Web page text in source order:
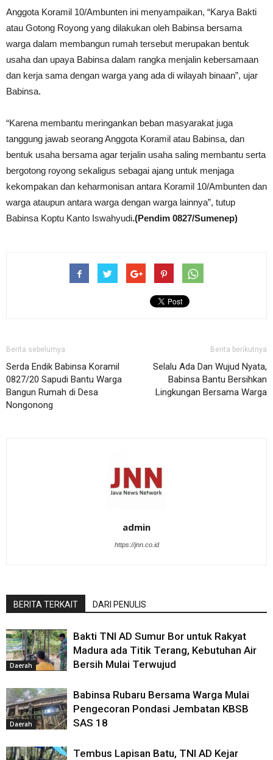
Anggota Koramil 10/Ambunten ini menyampaikan, “Karya Bakti
atau Gotong Royong yang dilakukan oleh Babinsa bersama
warga dalam membangun rumah tersebut merupakan bentuk
usaha dan upaya Babinsa dalam rangka menjalin kebersamaan
dan kerja sama dengan warga yang ada di wilayah binaan”, ujar
Babinsa.
“Karena membantu meringankan beban masyarakat juga
tanggung jawab seorang Anggota Koramil atau Babinsa, dan
bentuk usaha bersama agar terjalin usaha saling membantu serta
bergotong royong sekaligus sebagai ajang untuk menjaga
kekompakan dan keharmonisan antara Koramil 10/Ambunten dan
warga ataupun antara warga dengan warga lainnya”, tutup
Babinsa Koptu Kanto Iswahyudi.(Pendim 0827/Sumenep)
Berita sebelumya
Serda Endik Babinsa Koramil
0827/20 Sapudi Bantu Warga
Bangun Rumah di Desa
Nongonong
Berita berikutnya
Selalu Ada Dan Wujud Nyata,
Babinsa Bantu Bersihkan
Lingkungan Bersama Warga
admin
https://jnn.co.id
BERITA TERKAIT DARI PENULIS
Daerah
Bakti TNI AD Sumur Bor untuk Rakyat
Madura ada Titik Terang, Kebutuhan Air
Bersih Mulai Terwujud
Daerah
Babinsa Rubaru Bersama Warga Mulai
Pengecoran Pondasi Jembatan KBSB
SAS 18
Tembus Lapisan Batu, TNI AD Kejar